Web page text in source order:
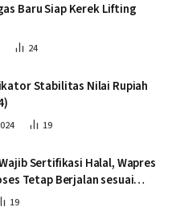
Baru Siap Kerek Lifting
24
Stabilitas Nilai Rupiah
19
Sertifikasi Halal, Wapres
Tetap Berjalan sesuai
19